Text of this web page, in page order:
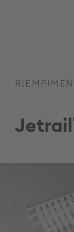
Jetrail